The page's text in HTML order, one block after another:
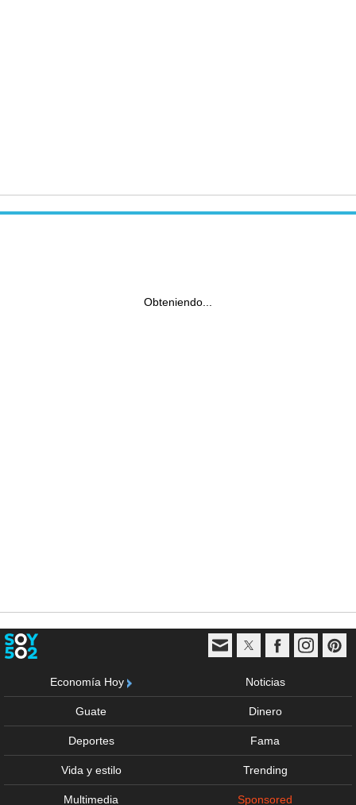
Obteniendo...
Economía Hoy Noticias
Guate Dinero
Deportes Fama
Vida y estilo Trending
Multimedia Sponsored